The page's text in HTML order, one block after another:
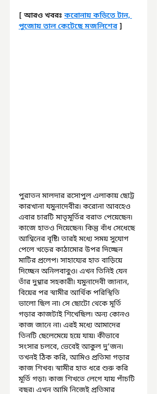
[ আরও খবরঃ করোনায় কড়িতে টান,
পুজোয় তাল কেটেছে মজলিশের ]
পুরাতন মালদার রসোপুল এলাকায় ছোট্ট
কারখানা যমুনাদেবীর৷ করোনা আবহেও
এবার চারটি মাতৃমূর্তির বরাত পেয়েছেন৷
কাজে হাতও দিয়েছেন৷ কিন্তু বাঁধ সেধেছে
আশ্বিনের বৃষ্টি৷ তারই মধ্যে সময় সুযোগ
পেলে খড়ের কাঠামোর উপর দিচ্ছেন
মাটির প্রলেপ৷ সাহায্যের হাত বাড়িয়ে
দিচ্ছেন অনিলবাবুও৷ এখন তিনিই যেন
তাঁর দুগ্গার সহকারী৷ যমুনাদেবী জানান,
বিয়ের পর স্বামীর আর্থিক পরিস্থিতি
ভালো ছিল না৷ সে ছোটো থেকে মূর্তি
গড়ার কাজটাই শিখেছিল৷ অন্য কোনও
কাজ জানে না৷ এরই মধ্যে আমাদের
তিনটি ছেলেমেয়ে হয়ে যায়৷ কীভাবে
সংসার চলবে, ভেবেই আকুল দু’জন৷
তখনই ঠিক করি, আমিও প্রতিমা গড়ার
কাজ শিখব৷ স্বামীর হাত ধরে শুরু করি
মূর্তি গড়া৷ কাজ শিখতে লেগে যায় পাঁচটি
বছর৷ এখন আমি নিজেই প্রতিমার